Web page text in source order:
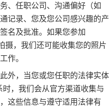
、任职公司、沟通偏好（如
记录、您及您公司感兴趣的产
名及批准。如果您参加
摄，我们还可能收集您的照片
作。
此外，当您或您任职的法律实体
，我们会从官方渠道收集与
这些信息与遵守适用法律有